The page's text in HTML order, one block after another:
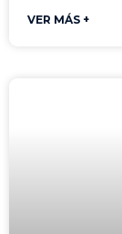
VER MÁS +